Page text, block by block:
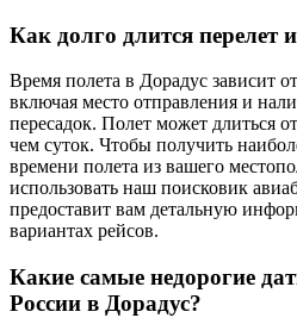
Как долго длится перелет
Время полета в Дорадус зависит
включая место отправления и
пересадок. Полет может длиться
чем суток. Чтобы получить
времени полета из вашего
использовать наш поисковик
предоставит вам детальную
вариантах рейсов.
Какие самые недорогие
России в Дорадус?